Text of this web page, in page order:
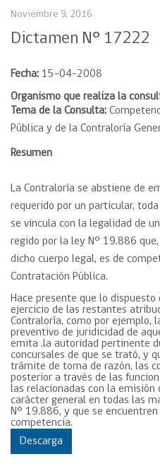
Noviembre 9, 2016
Dictamen N° 17222
Fecha: 15-04-2008
Organismo que realiza la
Tema de la Consulta:
Pública y de la Contraloría
Resumen
La Contraloría se abstiene de
requerido por un particular,
se vincula con la legalidad de
regido por la ley N° 19.886
dicho cuerpo legal, es de
Contratación Pública.
Hace presente que lo
ejercicio de las restantes
Contraloría, como por ejemplo,
preventivo de juridicidad de
emita .la autoridad pertinente
concursales de que se trató, y
trámite de toma de razón, las
posterior a través de las
las relacionadas con la emisión
carácter general en todas las
N° 19.886, y que se
competencia.
Descarga